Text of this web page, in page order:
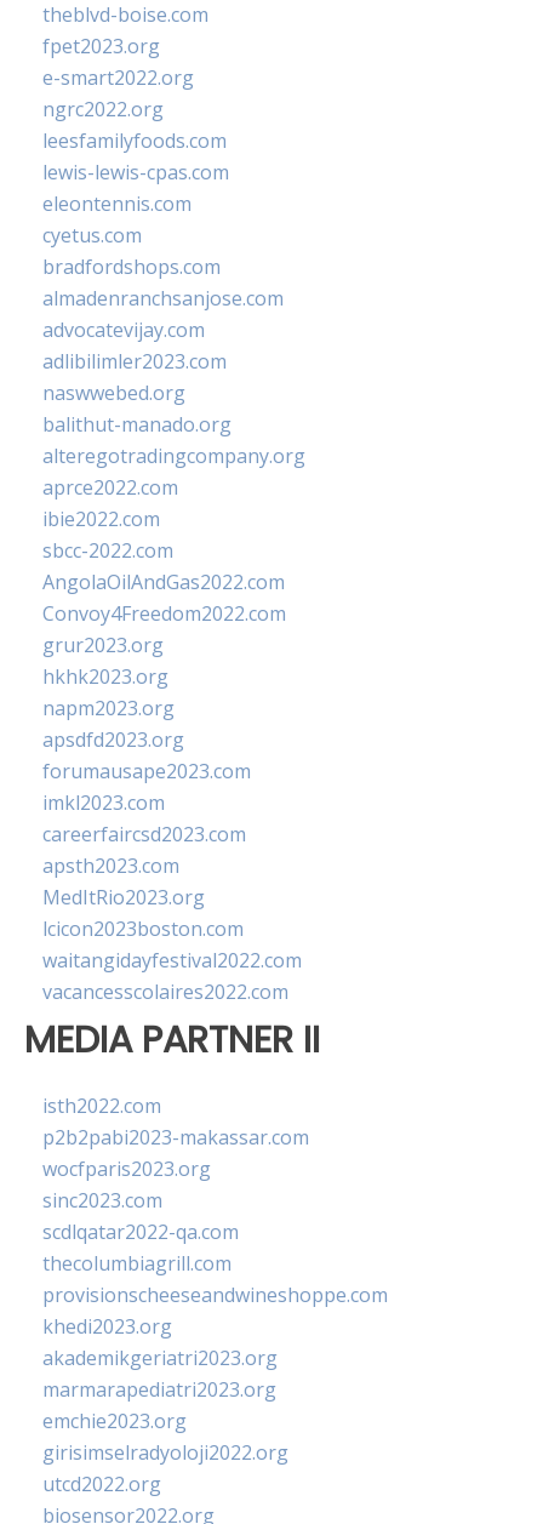
theblvd-boise.com
fpet2023.org
e-smart2022.org
ngrc2022.org
leesfamilyfoods.com
lewis-lewis-cpas.com
eleontennis.com
cyetus.com
bradfordshops.com
almadenranchsanjose.com
advocatevijay.com
adlibilimler2023.com
naswwebed.org
balithut-manado.org
alteregotradingcompany.org
aprce2022.com
ibie2022.com
sbcc-2022.com
AngolaOilAndGas2022.com
Convoy4Freedom2022.com
grur2023.org
hkhk2023.org
napm2023.org
apsdfd2023.org
forumausape2023.com
imkl2023.com
careerfaircsd2023.com
apsth2023.com
MedItRio2023.org
lcicon2023boston.com
waitangidayfestival2022.com
vacancesscolaires2022.com
MEDIA PARTNER II
isth2022.com
p2b2pabi2023-makassar.com
wocfparis2023.org
sinc2023.com
scdlqatar2022-qa.com
thecolumbiagrill.com
provisionscheeseandwineshoppe.com
khedi2023.org
akademikgeriatri2023.org
marmarapediatri2023.org
emchie2023.org
girisimselradyoloji2022.org
utcd2022.org
biosensor2022.org